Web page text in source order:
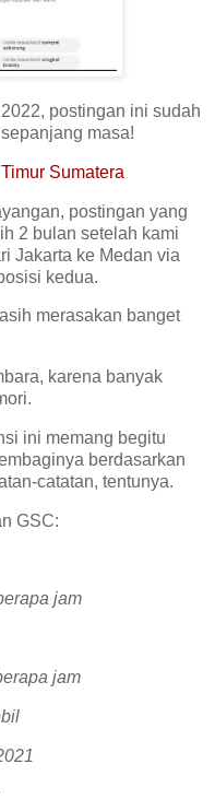
postingan ini sudah
masa!
Sumatera
postingan yang
2 bulan setelah kami
Jakarta ke Medan via
kedua.
merasakan banget
karena banyak
ini memang begitu
berdasarkan
catatan, tentunya.
GSC:
jam
jam